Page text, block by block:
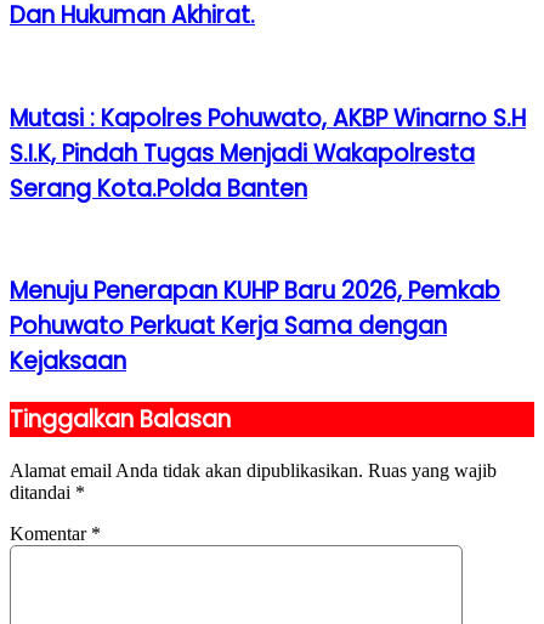
Dan Hukuman Akhirat.
Mutasi : Kapolres Pohuwato, AKBP Winarno S.H
S.I.K, Pindah Tugas Menjadi Wakapolresta
Serang Kota.Polda Banten
Menuju Penerapan KUHP Baru 2026, Pemkab
Pohuwato Perkuat Kerja Sama dengan
Kejaksaan
Tinggalkan Balasan
Alamat email Anda tidak akan dipublikasikan. Ruas yang wajib
ditandai *
Komentar *